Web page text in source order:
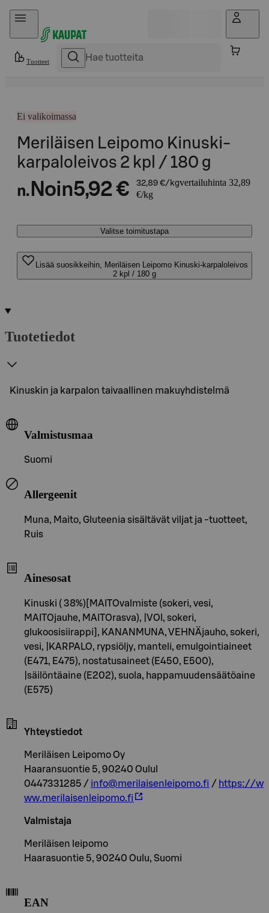
Hyppää sisältöön
Tuotteet
Ei valikoimassa
Meriläisen Leipomo Kinuski-
karpaloleivos 2 kpl / 180 g
n. Noin5,92 € 32,89 €/kgvertailuhinta 32,89
€/kg
Valitse toimitustapa
Lisää suosikkeihin, Meriläisen Leipomo Kinuski-karpaloleivos
2 kpl / 180 g
Tuotetiedot
Kinuskin ja karpalon taivaallinen makuyhdistelmä
Valmistusmaa
Suomi
Allergeenit
Muna, Maito, Gluteenia sisältävät viljat ja -tuotteet,
Ruis
Ainesosat
Kinuski ( 38%)[MAITOvalmiste (sokeri, vesi,
MAITOjauhe, MAITOrasva), |VOI, sokeri,
glukoosisiirappi], KANANMUNA, VEHNÄjauho, sokeri,
vesi, |KARPALO, rypsiöljy, manteli, emulgointiaineet
(E471, E475), nostatusaineet (E450, E500),
|säilöntäaine (E202), suola, happamuudensäätöaine
(E575)
Yhteystiedot
Meriläisen Leipomo Oy
Haaransuontie 5, 90240 Oulul
0447331285 / info@merilaisenleipomo.fi / https://w
ww.merilaisenleipomo.fi
Valmistaja
Meriläisen leipomo
Haarasuontie 5, 90240 Oulu, Suomi
EAN